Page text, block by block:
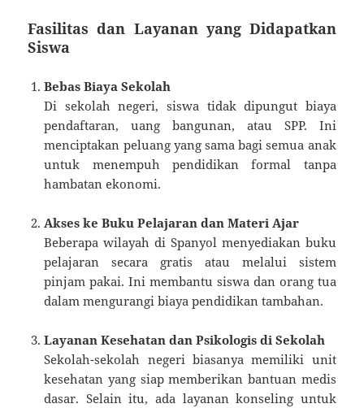
Fasilitas dan Layanan yang Didapatkan
Siswa
Bebas Biaya Sekolah
Di sekolah negeri, siswa tidak dipungut biaya
pendaftaran, uang bangunan, atau SPP. Ini
menciptakan peluang yang sama bagi semua anak
untuk menempuh pendidikan formal tanpa
hambatan ekonomi.
Akses ke Buku Pelajaran dan Materi Ajar
Beberapa wilayah di Spanyol menyediakan buku
pelajaran secara gratis atau melalui sistem
pinjam pakai. Ini membantu siswa dan orang tua
dalam mengurangi biaya pendidikan tambahan.
Layanan Kesehatan dan Psikologis di Sekolah
Sekolah-sekolah negeri biasanya memiliki unit
kesehatan yang siap memberikan bantuan medis
dasar. Selain itu, ada layanan konseling untuk